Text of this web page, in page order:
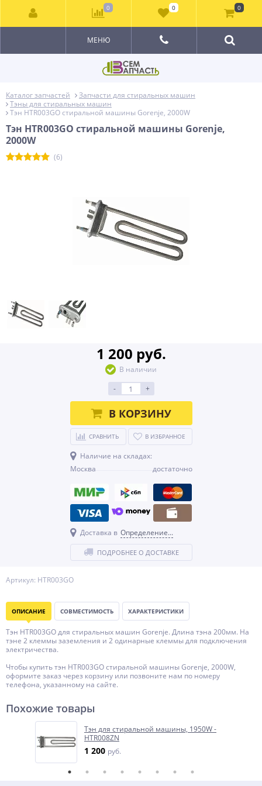
МЕНЮ
Каталог запчастей
Запчасти для стиральных машин
Тэны для стиральных машин
Тэн HTR003GO стиральной машины Gorenje, 2000W
Тэн HTR003GO стиральной машины Gorenje,
2000W
(6)
Артикул: HTR003GO
1 200 руб.
В наличии
-
+
В КОРЗИНУ
СРАВНИТЬ В ИЗБРАННОЕ
Наличие на складах:
Москва
достаточно
Доставка в Определение...
ПОДРОБНЕЕ О ДОСТАВКЕ
ОПИСАНИЕ СОВМЕСТИМОСТЬ ХАРАКТЕРИСТИКИ
Тэн HTR003GO для стиральных машин Gorenje. Длина тэна 200мм. На
тэне 2 клеммы заземления и 2 одинарные клеммы для подключения
электричества.
Чтобы купить тэн HTR003GO стиральной машины Gorenje, 2000W,
оформите заказ через корзину или позвоните нам по номеру
телефона, указанному на сайте.
Похожие товары
Тэн для стиральной машины, 1950W -
HTR008ZN
1 200 руб.
0 0 0